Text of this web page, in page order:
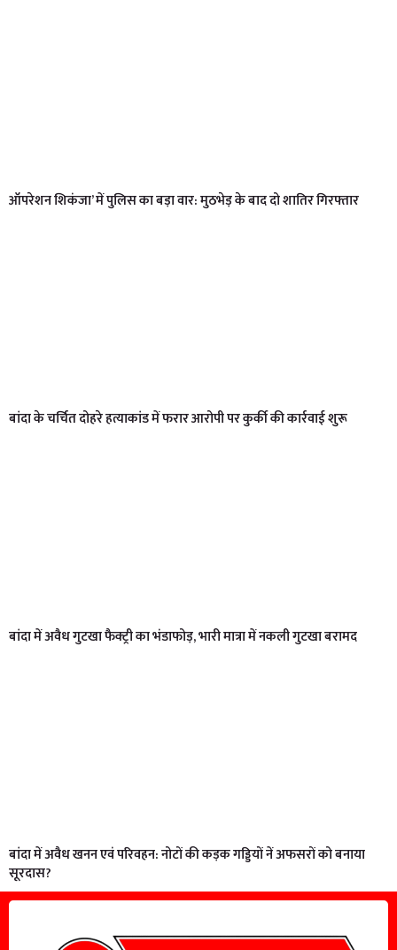
ऑपरेशन शिकंजा’ में पुलिस का बड़ा वार: मुठभेड़ के बाद दो शातिर गिरफ्तार
बांदा के चर्चित दोहरे हत्याकांड में फरार आरोपी पर कुर्की की कार्रवाई शुरू
बांदा में अवैध गुटखा फैक्ट्री का भंडाफोड़, भारी मात्रा में नकली गुटखा बरामद
बांदा में अवैध खनन एवं परिवहन: नोटों की कड़क गड्डियों नें अफसरों को बनाया
सूरदास?